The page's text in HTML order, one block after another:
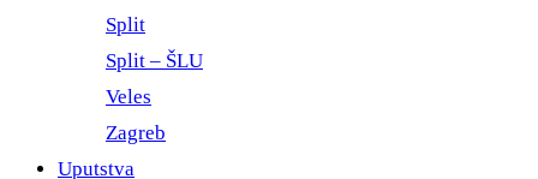
Split
Split – ŠLU
Veles
Zagreb
Uputstva